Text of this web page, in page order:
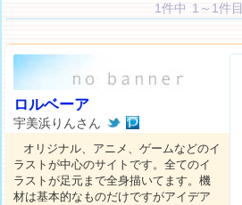
1件中 1～1件目
ロルベーア
宇美浜りんさん
オリジナル、アニメ、ゲームなどのイ
ラストが中心のサイトです。全てのイ
ラストが足元まで全身描いてます。機
材は基本的なものだけですがアイデア